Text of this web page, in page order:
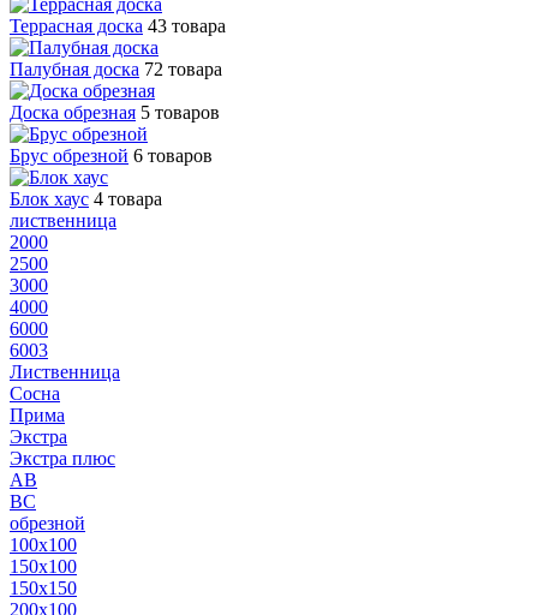
Террасная доска 43 товара
Палубная доска 72 товара
Доска обрезная 5 товаров
Брус обрезной 6 товаров
Блок хаус 4 товара
лиственница
2000
2500
3000
4000
6000
6003
Лиственница
Сосна
Прима
Экстра
Экстра плюс
AB
BC
обрезной
100x100
150x100
150x150
200x100